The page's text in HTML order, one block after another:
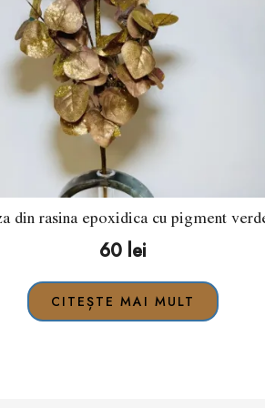
din rasina epoxidica cu pigment
60 lei
CITEȘTE MAI MULT